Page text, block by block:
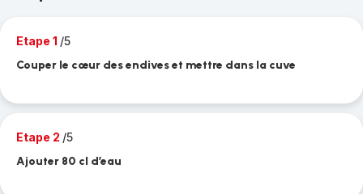
Etape 1 /5
Couper le cœur des endives et mettre dans la cuve
Etape 2 /5
Ajouter 80 cl d’eau